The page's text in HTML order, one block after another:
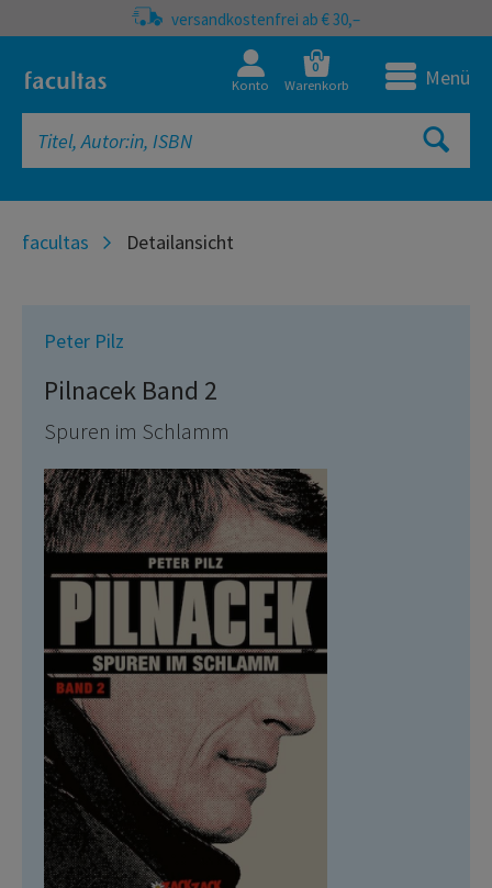
versandkostenfrei ab € 30,–
Konto
0
Warenkorb Menü
facultas Detailansicht
Peter Pilz
Pilnacek Band 2
Spuren im Schlamm